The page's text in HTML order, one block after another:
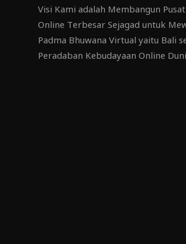
Visi Kami adalah Membangun
Online Terbesar Sejagad untuk
Padma Bhuwana Virtual yaitu Bali
Peradaban Kebudayaan Online